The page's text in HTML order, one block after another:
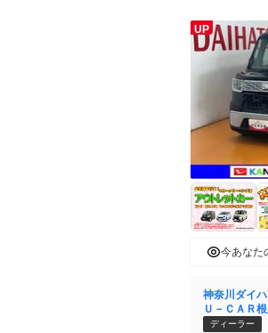
UP
今あなた
神奈川ダイ
Ｕ－ＣＡＲ
ディーラー